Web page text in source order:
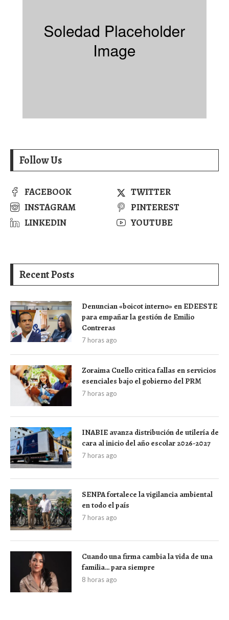
Follow Us
FACEBOOK
TWITTER
INSTAGRAM
PINTEREST
LINKEDIN
YOUTUBE
Recent Posts
Denuncian «boicot interno» en EDEESTE
para empañar la gestión de Emilio
Contreras
7 horas ago
Zoraima Cuello critica fallas en servicios
esenciales bajo el gobierno del PRM
7 horas ago
INABIE avanza distribución de utilería de
cara al inicio del año escolar 2026-2027
7 horas ago
SENPA fortalece la vigilancia ambiental
en todo el país
7 horas ago
Cuando una firma cambia la vida de una
familia… para siempre
8 horas ago